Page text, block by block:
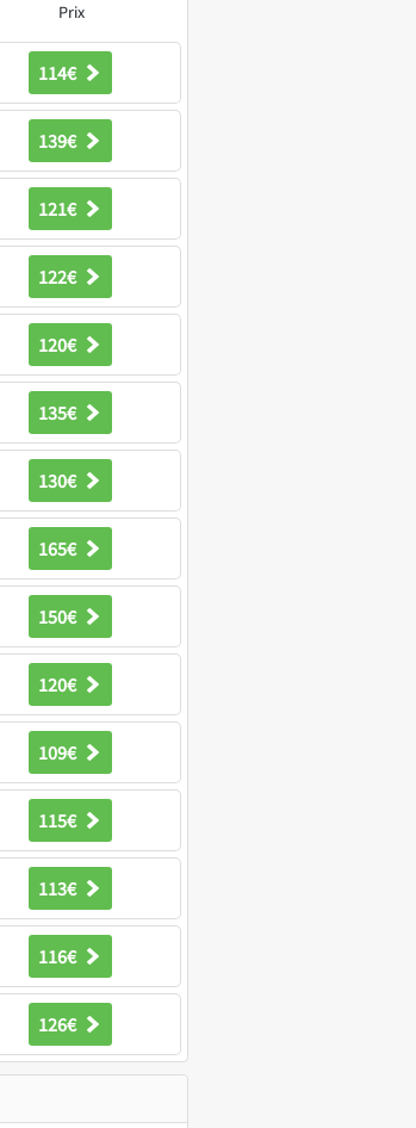
Prix
114€
139€
121€
122€
120€
135€
130€
165€
150€
120€
109€
115€
113€
116€
126€